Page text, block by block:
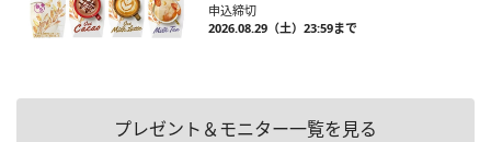
申込締切
2026.08.29（土）23:59まで
プレゼント＆モニター一覧を見る